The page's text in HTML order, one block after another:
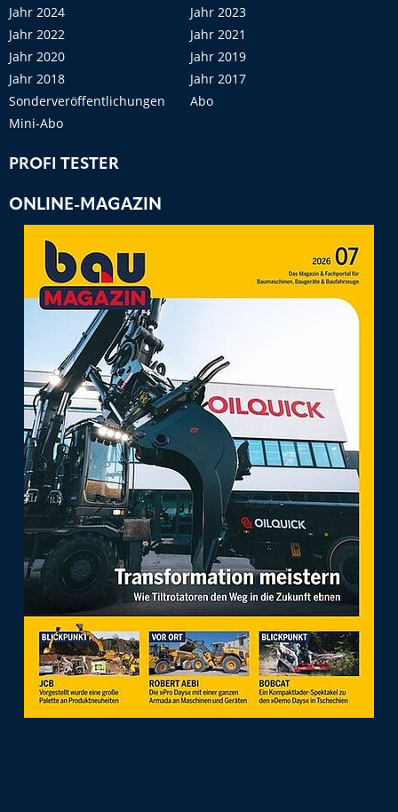
Jahr 2024
Jahr 2023
Jahr 2022
Jahr 2021
Jahr 2020
Jahr 2019
Jahr 2018
Jahr 2017
Sonderveröffentlichungen
Abo
Mini-Abo
PROFI TESTER
ONLINE-MAGAZIN